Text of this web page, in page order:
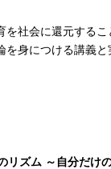
を社会に還元する
を身につける講義
リズム ～自分だけ